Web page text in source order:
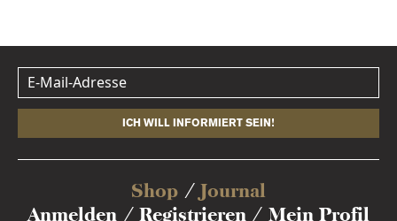
ICH WILL INFORMIERT SEIN!
Shop
Journal
Anmelden
Registrieren Mein Profil